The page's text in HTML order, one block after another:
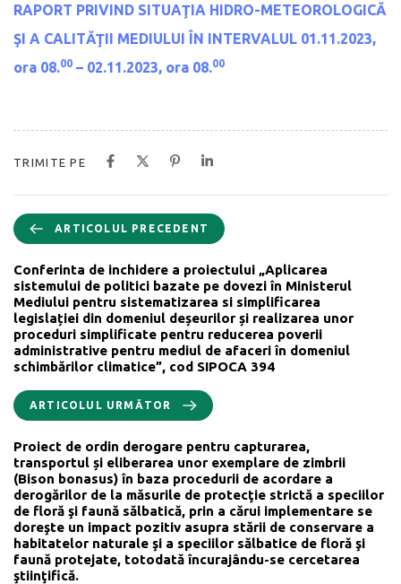
RAPORT PRIVIND SITUAŢIA HIDRO-METEOROLOGICĂ
ŞI A CALITĂŢII MEDIULUI ÎN INTERVALUL 01.11.2023,
ora 08.00 – 02.11.2023, ora 08.00
TRIMITE PE
ARTICOLUL PRECEDENT
Conferinta de inchidere a proiectului „Aplicarea
sistemului de politici bazate pe dovezi în Ministerul
Mediului pentru sistematizarea si simplificarea
legislației din domeniul deșeurilor și realizarea unor
proceduri simplificate pentru reducerea poverii
administrative pentru mediul de afaceri în domeniul
schimbărilor climatice”, cod SIPOCA 394
ARTICOLUL URMĂTOR
Proiect de ordin derogare pentru capturarea,
transportul și eliberarea unor exemplare de zimbrii
(Bison bonasus) în baza procedurii de acordare a
derogărilor de la măsurile de protecţie strictă a speciilor
de floră şi faună sălbatică, prin a cărui implementare se
doreşte un impact pozitiv asupra stării de conservare a
habitatelor naturale şi a speciilor sălbatice de floră şi
faună protejate, totodată încurajându-se cercetarea
ştiinţifică.